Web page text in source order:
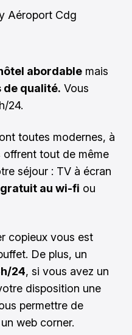
abordable mais
qualité. Vous
24.
toutes modernes, à
offrent tout de même
séjour : TV à écran
au wi-fi ou
copieux vous est
De plus, un
24, si vous avez un
disposition une
permettre de
web corner.